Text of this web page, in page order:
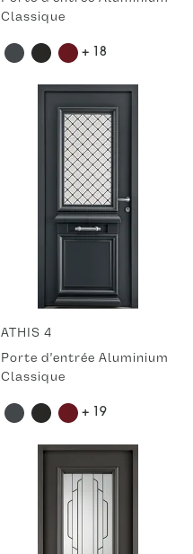
Classique
+ 18
ATHIS 4
Porte d'entrée Aluminium
Classique
+ 19